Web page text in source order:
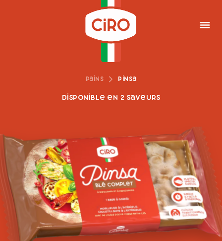
Pains Pinsa
Disponible en 2 saveurs